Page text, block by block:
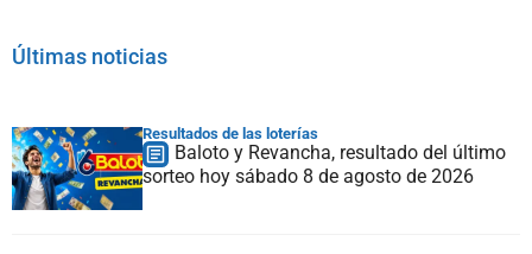
Últimas noticias
Resultados de las loterías
Baloto y Revancha, resultado del último
sorteo hoy sábado 8 de agosto de 2026